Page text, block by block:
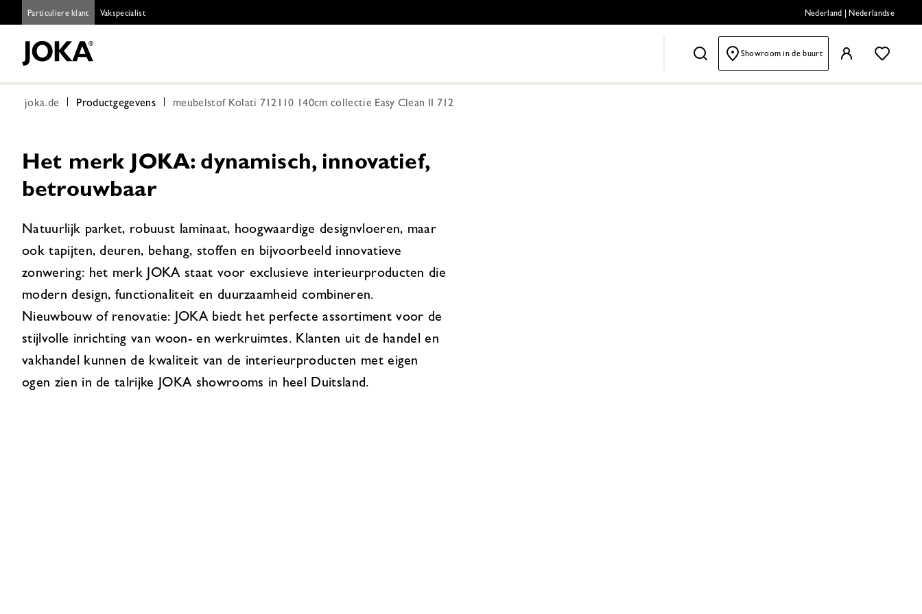
Particuliere klant Vakspecialist Nederland Nederlandse
Showroom in de buurt
joka.de Productgegevens meubelstof Kolati 712110 140cm collectie Easy Clean II 712
Het merk JOKA: dynamisch, innovatief,
betrouwbaar
Natuurlijk parket, robuust laminaat, hoogwaardige designvloeren, maar
ook tapijten, deuren, behang, stoffen en bijvoorbeeld innovatieve
zonwering: het merk JOKA staat voor exclusieve interieurproducten die
modern design, functionaliteit en duurzaamheid combineren.
Nieuwbouw of renovatie: JOKA biedt het perfecte assortiment voor de
stijlvolle inrichting van woon- en werkruimtes. Klanten uit de handel en
vakhandel kunnen de kwaliteit van de interieurproducten met eigen
ogen zien in de talrijke JOKA showrooms in heel Duitsland.